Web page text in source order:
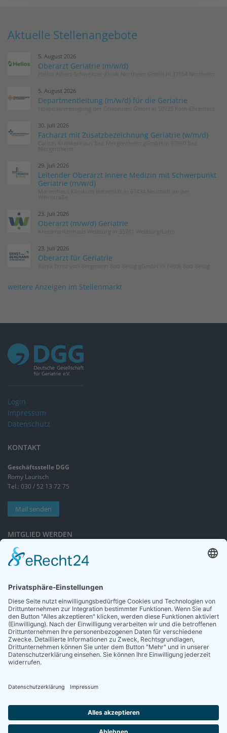
Aktuelle Stellenangebote
5. August 2026
Oberarzt Geriatrie (m/w/d)
5. August 2026
Departmentleitung (m/w/d) für die Geriatrie
30. Juli 2026
Facharzt mit Zusatzbezeichnung Geriatrie (w/m/d)
29. Juli 2026
Leitender Oberarzt Innere Medizin mit Schwerpunkt
Geriatrie (m/w/d)
23. Juli 2026
Oberarzt (m/w/d) Geriatrie
23. Juli 2026
Oberarzt für Geriatrie
weitere Anzeigen im Stellenmarkt
Login
Impressum
Datenschutz
KONTAKT
Geschäftsstelle DGG
Romy Laurisch
Tel.: 030 / 52 13 72 75
Mail senden
MITGLIED WERDEN
Sieben gute Gründe
für Ihre Mitgliedschaft
NEWSLETTER
Neuigkeiten rund um die Geriatrie und die DGG – regelmäßig in Ihrem
Postfach.
Die Zeitschrift für Gerontologie und Geriatrie informiert über Neues aus
unserem Fach.